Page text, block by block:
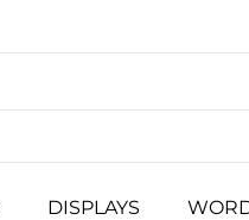
DISPLAYS